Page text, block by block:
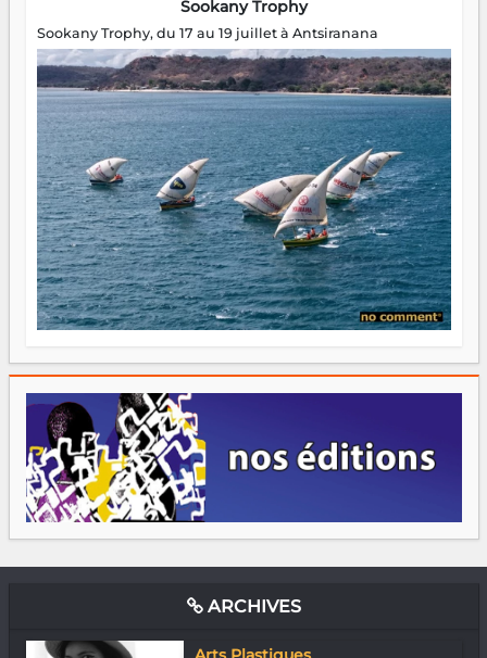
Sookany Trophy
Sookany Trophy, du 17 au 19 juillet à Antsiranana
ARCHIVES